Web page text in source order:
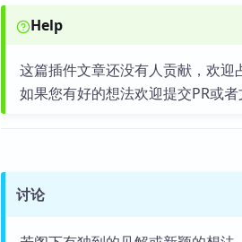
Help
这篇插件文章还没有人贡献，欢迎
如果您有好的想法欢迎提交PR或者
讨论